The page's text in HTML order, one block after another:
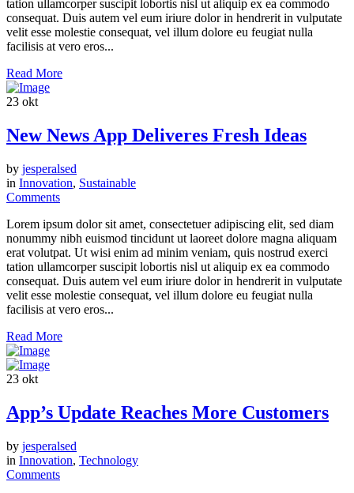
tation ullamcorper suscipit lobortis nisl ut aliquip ex ea commodo
consequat. Duis autem vel eum iriure dolor in hendrerit in vulputate
velit esse molestie consequat, vel illum dolore eu feugiat nulla
facilisis at vero eros...
Read More
23 okt
New News App Deliveres Fresh Ideas
by jesperalsed
in Innovation, Sustainable
Comments
Lorem ipsum dolor sit amet, consectetuer adipiscing elit, sed diam
nonummy nibh euismod tincidunt ut laoreet dolore magna aliquam
erat volutpat. Ut wisi enim ad minim veniam, quis nostrud exerci
tation ullamcorper suscipit lobortis nisl ut aliquip ex ea commodo
consequat. Duis autem vel eum iriure dolor in hendrerit in vulputate
velit esse molestie consequat, vel illum dolore eu feugiat nulla
facilisis at vero eros...
Read More
23 okt
App’s Update Reaches More Customers
by jesperalsed
in Innovation, Technology
Comments